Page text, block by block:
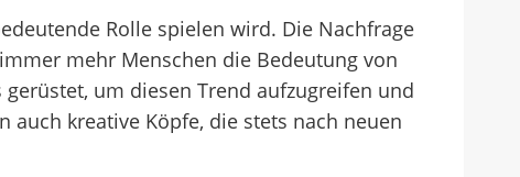
Rolle spielen wird. Die Nachfrage
mehr Menschen die Bedeutung von
um diesen Trend aufzugreifen und
kreative Köpfe, die stets nach neuen